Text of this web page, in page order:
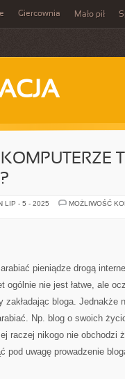
Giercownia Mało pił
LIP - 5 - 2025
MOŻLIWOŚĆ
pieniądze drogą
ogólnie nie jest łatwe, ale
bloga. Jednakże
Np. blog o swoich
raczej nikogo nie obchodzi
uwagę prowadzenie